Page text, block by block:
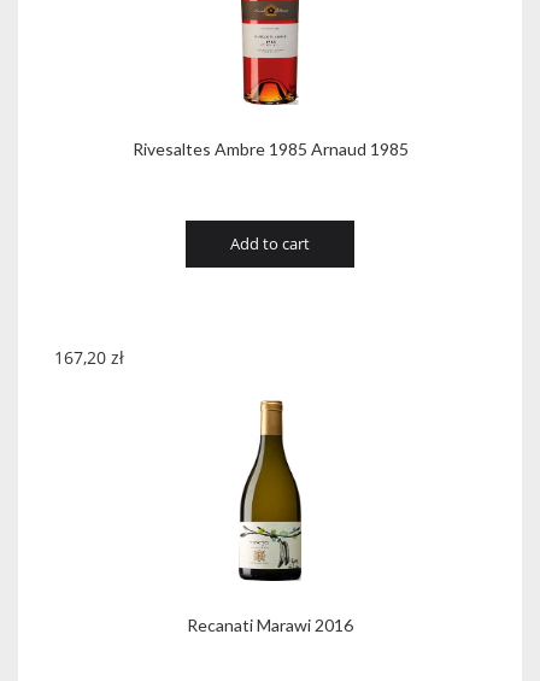
Rivesaltes Ambre 1985 Arnaud 1985
Add to cart
Recanati Marawi 2016
167,20 zł